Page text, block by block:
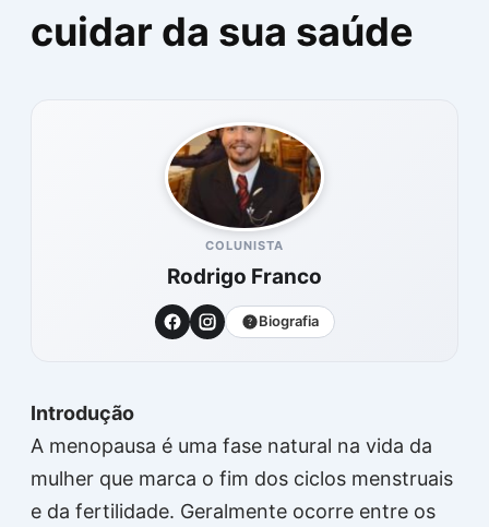
cuidar da sua saúde
COLUNISTA
Rodrigo Franco
Biografia
Introdução
A menopausa é uma fase natural na vida da
mulher que marca o fim dos ciclos menstruais
e da fertilidade. Geralmente ocorre entre os